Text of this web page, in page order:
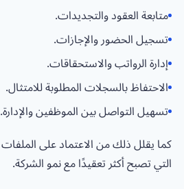
متابعة العقود والتجديدات.
تسجيل الحضور والإجازات.
إدارة الرواتب والاستحقاقات.
الاحتفاظ بالسجلات المطلوبة للامتثال.
تسهيل التواصل بين الموظفين والإدارة.
التي تصبح أكثر تعقيدًا مع نمو الشركة.